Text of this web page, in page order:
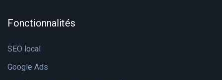
Fonctionnalités
SEO local
Google Ads